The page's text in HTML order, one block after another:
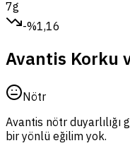
7g
-%1,16
Avantis Korku
Nötr
Avantis nötr duyarlılığı
bir yönlü eğilim yok.